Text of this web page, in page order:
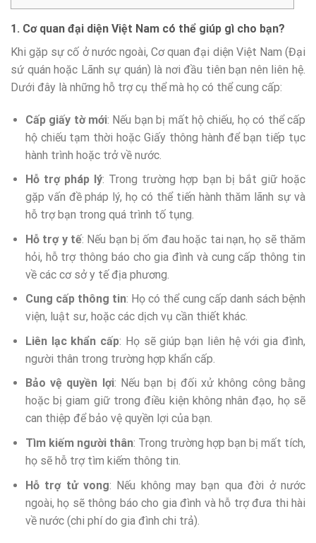
1. Cơ quan đại diện Việt Nam có thể giúp gì cho bạn?
Khi gặp sự cố ở nước ngoài, Cơ quan đại diện Việt Nam (Đại
sứ quán hoặc Lãnh sự quán) là nơi đầu tiên bạn nên liên hệ.
Dưới đây là những hỗ trợ cụ thể mà họ có thể cung cấp:
Cấp giấy tờ mới: Nếu bạn bị mất hộ chiếu, họ có thể cấp
hộ chiếu tạm thời hoặc Giấy thông hành để bạn tiếp tục
hành trình hoặc trở về nước.
Hỗ trợ pháp lý: Trong trường hợp bạn bị bắt giữ hoặc
gặp vấn đề pháp lý, họ có thể tiến hành thăm lãnh sự và
hỗ trợ bạn trong quá trình tố tụng.
Hỗ trợ y tế: Nếu bạn bị ốm đau hoặc tai nạn, họ sẽ thăm
hỏi, hỗ trợ thông báo cho gia đình và cung cấp thông tin
về các cơ sở y tế địa phương.
Cung cấp thông tin: Họ có thể cung cấp danh sách bệnh
viện, luật sư, hoặc các dịch vụ cần thiết khác.
Liên lạc khẩn cấp: Họ sẽ giúp bạn liên hệ với gia đình,
người thân trong trường hợp khẩn cấp.
Bảo vệ quyền lợi: Nếu bạn bị đối xử không công bằng
hoặc bị giam giữ trong điều kiện không nhân đạo, họ sẽ
can thiệp để bảo vệ quyền lợi của bạn.
Tìm kiếm người thân: Trong trường hợp bạn bị mất tích,
họ sẽ hỗ trợ tìm kiếm thông tin.
Hỗ trợ tử vong: Nếu không may bạn qua đời ở nước
ngoài, họ sẽ thông báo cho gia đình và hỗ trợ đưa thi hài
về nước (chi phí do gia đình chi trả).